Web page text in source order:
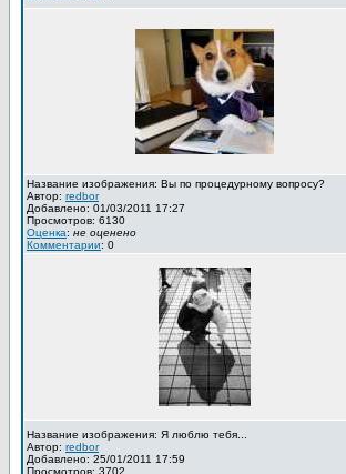
Название изображения: Вы по процедурному вопросу?
Автор: redbor
Добавлено: 01/03/2011 17:27
Просмотров: 6130
Оценка: не оценено
Комментарии: 0
Название изображения: Я люблю тебя...
Автор: redbor
Добавлено: 25/01/2011 17:59
Просмотров: 3702